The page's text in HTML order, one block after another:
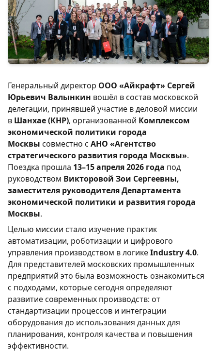
Генеральный директор ООО «Айкрафт» Сергей
Юрьевич Валынкин вошёл в состав московской
делегации, принявшей участие в деловой миссии
в Шанхае (КНР), организованной Комплексом
экономической политики города
Москвы совместно с АНО «Агентство
стратегического развития города Москвы».
Поездка прошла 13–15 апреля 2026 года под
руководством Викторовой Зои Сергеевны,
заместителя руководителя Департамента
экономической политики и развития города
Москвы.
Целью миссии стало изучение практик
автоматизации, роботизации и цифрового
управления производством в логикеIndustry 4.0.
Для представителей московских промышленных
предприятий это была возможность ознакомиться
с подходами, которые сегодня определяют
развитие современных производств: от
стандартизации процессов и интеграции
оборудования до использования данных для
планирования, контроля качества и повышения
эффективности.